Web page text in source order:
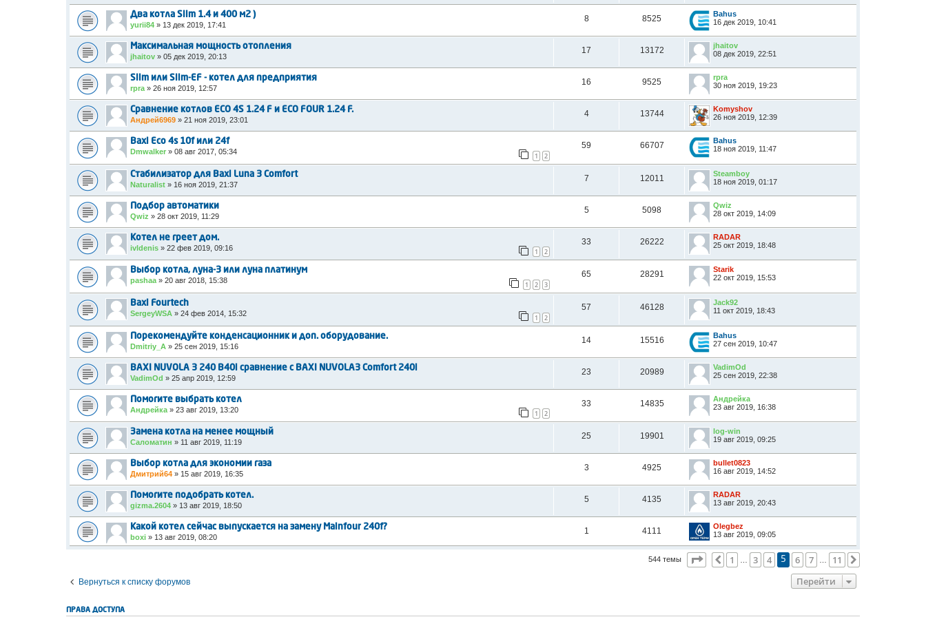
Два котла Slim 1.4 и 400 м2 )
yurii84 » 13 дек 2019, 17:41
8 8525
Bahus
16 дек 2019, 10:41
Максимальная мощность отопления
jhaitov » 05 дек 2019, 20:13
17 13172
jhaitov
08 дек 2019, 22:51
Slim или Slim-EF - котел для предприятия
rpra » 26 ноя 2019, 12:57
16 9525
rpra
30 ноя 2019, 19:23
Сравнение котлов ECO 4S 1.24 F и ECO FOUR 1.24 F.
Андрей6969 » 21 ноя 2019, 23:01
4 13744
Komyshov
26 ноя 2019, 12:39
Baxi Eco 4s 10f или 24f
Dmwalker » 08 авг 2017, 05:34 1 2
59 66707
Bahus
18 ноя 2019, 11:47
Стабилизатор для Baxi Luna 3 Comfort
Naturalist » 16 ноя 2019, 21:37
7 12011
Steamboy
18 ноя 2019, 01:17
Подбор автоматики
Qwiz » 28 окт 2019, 11:29
5 5098
Qwiz
28 окт 2019, 14:09
Котел не греет дом.
ivldenis » 22 фев 2019, 09:16 1 2
33 26222
RADAR
25 окт 2019, 18:48
Выбор котла, луна-3 или луна платинум
pashaa» 20 авг 2018, 15:38 1 2 3
65 28291
Starik
22 окт 2019, 15:53
Baxi Fourtech
SergeyWSA » 24 фев 2014, 15:32 1 2
57 46128
Jack92
11 окт 2019, 18:43
Порекомендуйте конденсационник и доп. оборудование.
Dmitriy_A » 25 сен 2019, 15:16
14 15516
Bahus
27 сен 2019, 10:47
BAXI NUVOLA 3 240 B40i сравнение с BAXI NUVOLA3 Comfort 240i
VadimOd » 25 апр 2019, 12:59
23 20989
VadimOd
25 сен 2019, 22:38
Помогите выбрать котел
Андрейка » 23 авг 2019, 13:20 1 2
33 14835
Андрейка
23 авг 2019, 16:38
Замена котла на менее мощный
Саломатин » 11 авг 2019, 11:19
25 19901
log-win
19 авг 2019, 09:25
Выбор котла для экономии газа
Дмитрий64 » 15 авг 2019, 16:35
3 4925
bullet0823
16 авг 2019, 14:52
Помогите подобрать котел.
gizma.2604 » 13 авг 2019, 18:50
5 4135
RADAR
13 авг 2019, 20:43
Какой котел сейчас выпускается на замену Mainfour 240f?
boxi » 13 авг 2019, 08:20
1 4111
Olegbez
13 авг 2019, 09:05
544 темы Страница 5из11
Пред.
1 3 4 5 6 7 11
Вернуться к списку форумов Перейти
ПРАВА ДОСТУПА